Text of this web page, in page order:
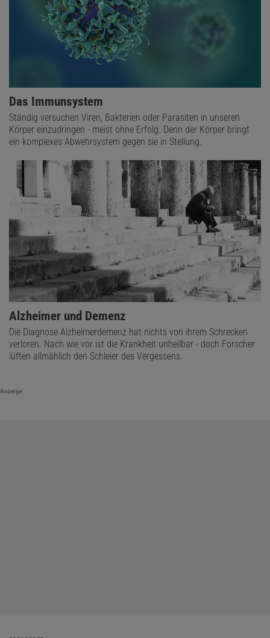
Das Immunsystem
Ständig versuchen Viren, Bakterien oder Parasiten in unseren
Körper einzudringen - meist ohne Erfolg. Denn der Körper bringt
ein komplexes Abwehrsystem gegen sie in Stellung.
Alzheimer und Demenz
Die Diagnose Alzheimerdemenz hat nichts von ihrem Schrecken
verloren. Nach wie vor ist die Krankheit unheilbar - doch Forscher
lüften allmählich den Schleier des Vergessens.
Anzeige